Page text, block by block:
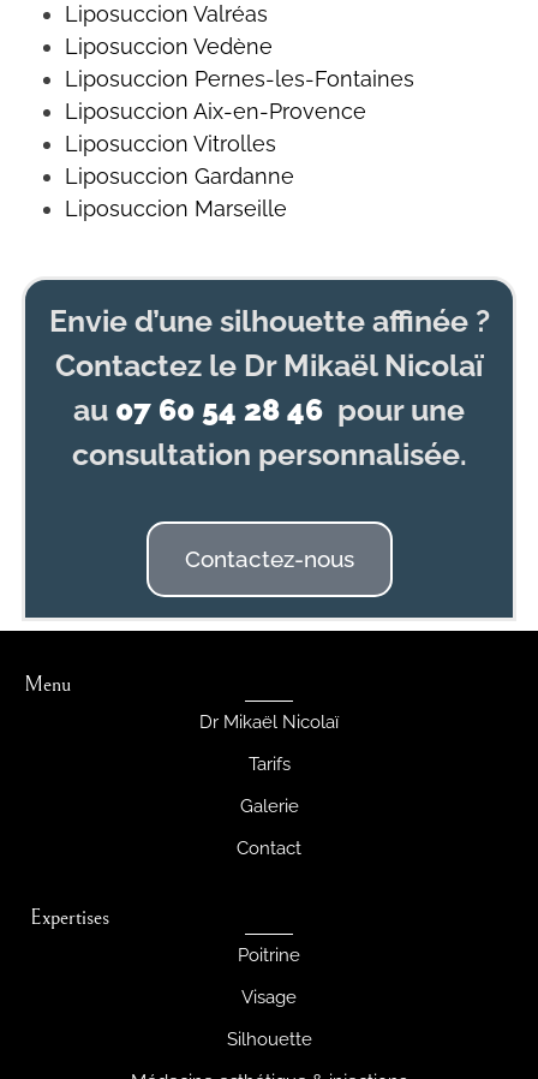
Liposuccion Valréas
Liposuccion Vedène
Liposuccion Pernes-les-Fontaines
Liposuccion Aix-en-Provence
Liposuccion Vitrolles
Liposuccion Gardanne
Liposuccion Marseille
Envie d’une silhouette affinée ?
Contactez le Dr Mikaël Nicolaï
au 07 60 54 28 46 pour une
consultation personnalisée.
Contactez-nous
Expertises
Poitrine
Visage
Silhouette
Menu
Dr Mikaël Nicolaï
Tarifs
Galerie
Contact